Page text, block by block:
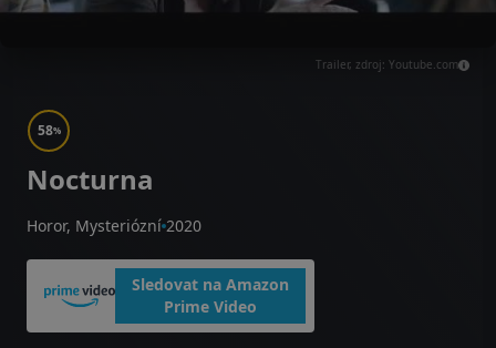
Trailer, zdroj: Youtube.com
58%
Nocturna
Horor, Mysteriózní 2020
Sledovat na Amazon
Prime Video